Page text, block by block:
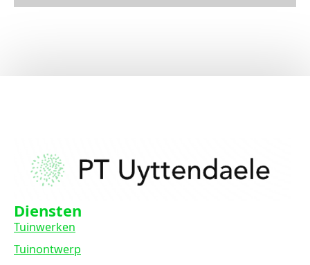
Diensten
Tuinwerken
Tuinontwerp